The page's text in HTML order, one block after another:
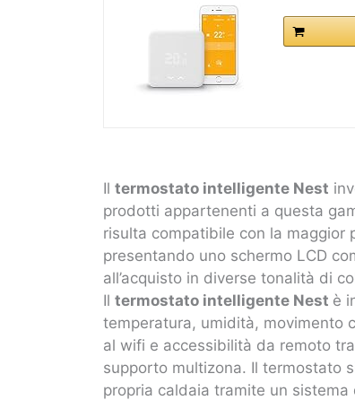
Il termostato intelligente Nest
prodotti appartenenti a questa
risulta compatibile con la
presentando uno schermo LCD
all’acquisto in diverse tonalità di
Il termostato intelligente Nest è
temperatura, umidità, movimento
al wifi e accessibilità da remoto
supporto multizona. Il termostato
propria caldaia tramite un